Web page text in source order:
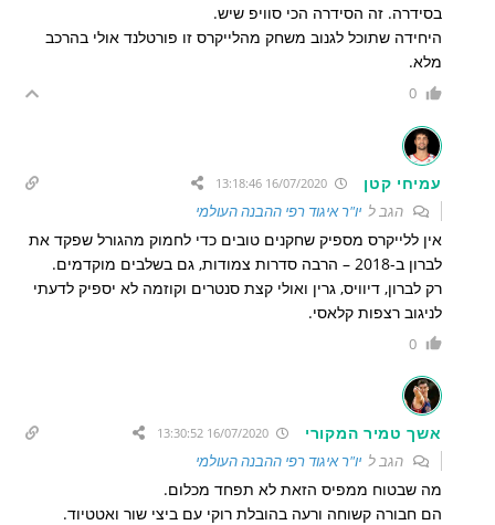
בסידרה. זה הסידרה הכי סוויפ שיש.
היחידה שתוכל לגנוב משחק מהלייקרס זו פורטלנד אולי בהרכב
מלא.
0
עמיחי קטן
הגב ליו"ר איגוד רפי ההבנה העולמי
אין ללייקרס מספיק שחקנים טובים כדי לחמוק מהגורל שפקד את
לברון ב-2018 – הרבה סדרות צמודות, גם בשלבים מוקדמים.
רק לברון, דיוויס, גרין ואולי קצת סנטרים וקוזמה לא יספיק לדעתי
לניגוב רצפות קלאסי.
0
אשך טמיר המקורי
הגב ליו"ר איגוד רפי ההבנה העולמי
מה שבטוח ממפיס הזאת לא תפחד מכלום.
הם חבורה קשוחה ורעה בהובלת רוקי עם ביצי שור ואטטיוד.